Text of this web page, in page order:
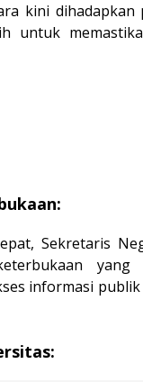
kini
untuk
Sekretaris
yang
informasi